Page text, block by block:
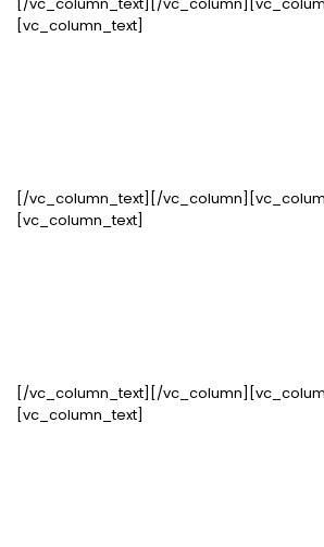
[vc_column_text]
[/vc_column_text][/
[vc_column_text]
[/vc_column_text][/
[vc_column_text]